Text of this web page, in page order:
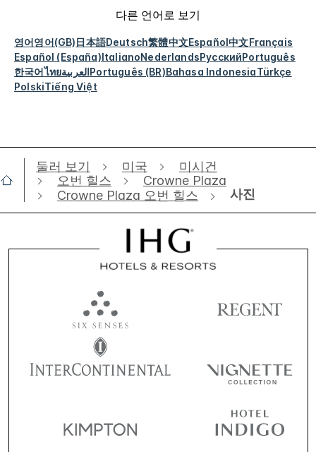
다른 언어로 보기
영어영어(GB)日本語Deutsch繁體中文Español中文Français
Español (España)ItalianoNederlandsРусскийPortuguês
한국어ไทยالعربيةPortuguês (BR)Bahasa IndonesiaTürkçe
PolskiTiếng Việt
둘러 보기 미국
미시건
오번 힐스
Crowne Plaza
Crowne Plaza 오번 힐스
사진